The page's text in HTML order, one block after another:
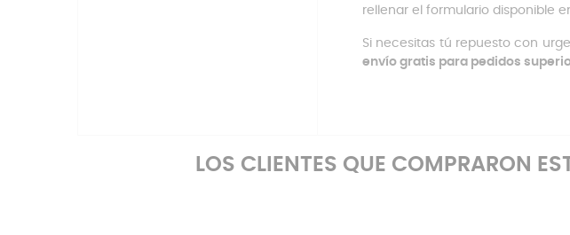
rellenar el formulario disponible
Si necesitas tú repuesto con
envío gratis para pedidos
LOS CLIENTES QUE COMPRARON